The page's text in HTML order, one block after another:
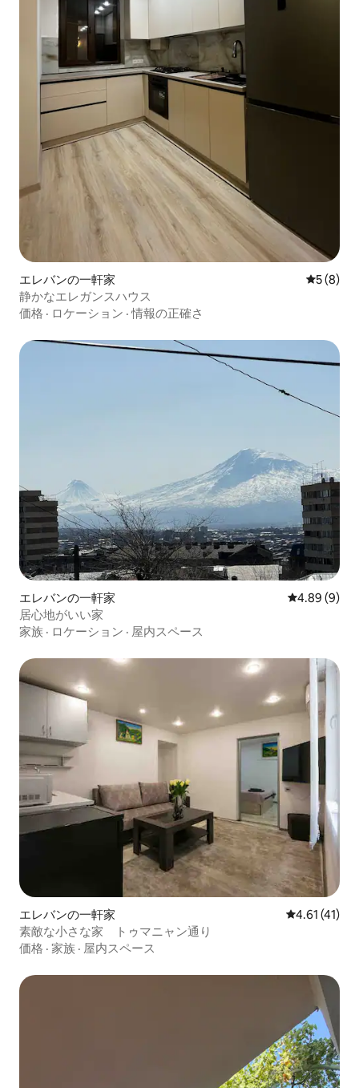
エレバンの一軒家 レビュー
5 (8)
静かなエレガンスハウス
価格 · ロケーション ·情報の正確さ
エレバンの一軒家 レビュー9件
4.89 (9)
居心地がいい家
家族 · ロケーション · 屋内スペース
エレバンの一軒家 レビュー41
4.61 (41)
素敵な小さな家 トゥマニャン通り
価格 · 家族 · 屋内スペース